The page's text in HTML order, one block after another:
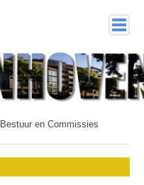
Bestuur en Commissies